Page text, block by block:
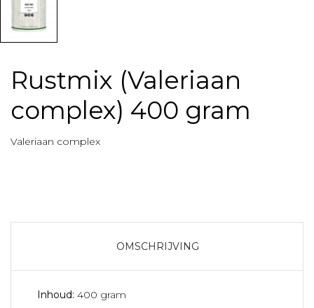
Rustmix (Valeriaan
complex) 400 gram
Valeriaan complex
OMSCHRIJVING
Inhoud: 400 gram